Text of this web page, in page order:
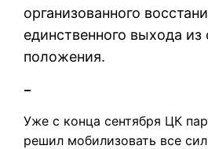
организованного
единственного выхода из
положения.
–
Уже с конца сентября ЦК
решил мобилизовать все